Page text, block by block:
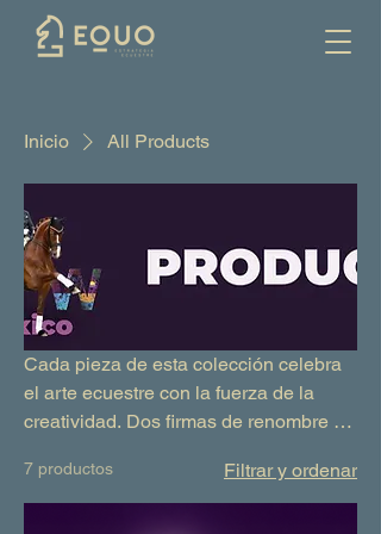
Inicio All Products
Cada pieza de esta colección celebra
el arte ecuestre con la fuerza de la
creatividad. Dos firmas de renombre —
dieron vida a diseños exclusivos que
convierten cada producto en un
7 productos Filtrar y ordenar